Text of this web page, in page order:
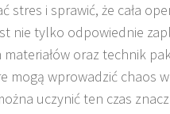
stres i sprawić, że cała
nie tylko odpowiednie
materiałów oraz technik
mogą wprowadzić chaos
uczynić ten czas